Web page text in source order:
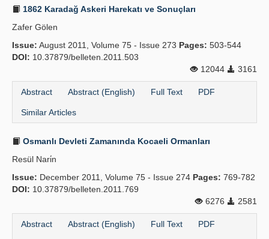
1862 Karadağ Askeri Harekatı ve Sonuçları
Zafer Gölen
Issue: August 2011, Volume 75 - Issue 273 Pages: 503-544
DOI: 10.37879/belleten.2011.503
12044
3161
Abstract Abstract (English) Full Text PDF
Similar Articles
Osmanlı Devleti Zamanında Kocaeli Ormanları
Resül Nari̇n
Issue: December 2011, Volume 75 - Issue 274 Pages: 769-782
DOI: 10.37879/belleten.2011.769
6276
2581
Abstract Abstract (English) Full Text PDF